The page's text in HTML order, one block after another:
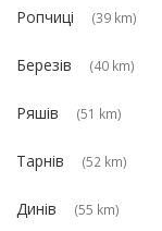
Ропчиці (39 km)
Березів (40 km)
Ряшів (51 km)
Тарнів (52 km)
Динів (55 km)